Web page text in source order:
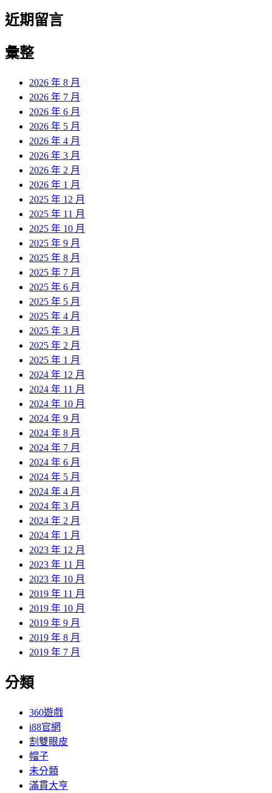
近期留言
彙整
2026 年 8 月
2026 年 7 月
2026 年 6 月
2026 年 5 月
2026 年 4 月
2026 年 3 月
2026 年 2 月
2026 年 1 月
2025 年 12 月
2025 年 11 月
2025 年 10 月
2025 年 9 月
2025 年 8 月
2025 年 7 月
2025 年 6 月
2025 年 5 月
2025 年 4 月
2025 年 3 月
2025 年 2 月
2025 年 1 月
2024 年 12 月
2024 年 11 月
2024 年 10 月
2024 年 9 月
2024 年 8 月
2024 年 7 月
2024 年 6 月
2024 年 5 月
2024 年 4 月
2024 年 3 月
2024 年 2 月
2024 年 1 月
2023 年 12 月
2023 年 11 月
2023 年 10 月
2019 年 11 月
2019 年 10 月
2019 年 9 月
2019 年 8 月
2019 年 7 月
分類
360遊戲
i88官網
割雙眼皮
帽子
未分類
滿貫大亨